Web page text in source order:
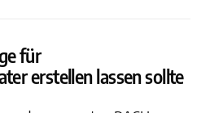
für
erstellen lassen sollte